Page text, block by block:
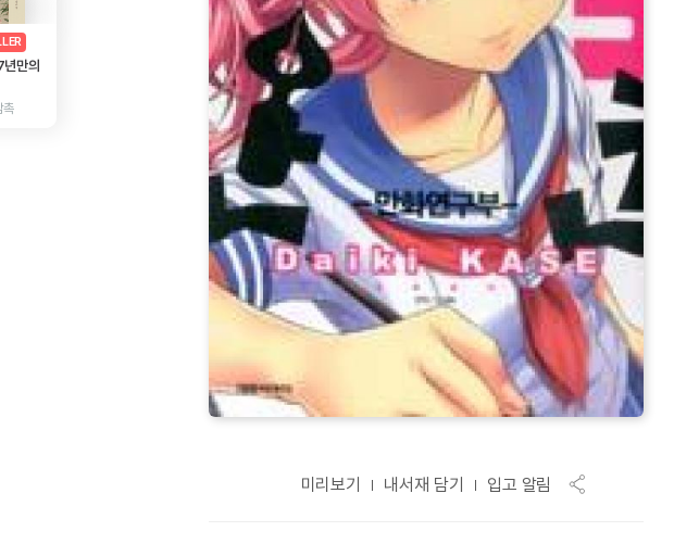
년만의
촉
미리보기 내서재 담기 입고 알림